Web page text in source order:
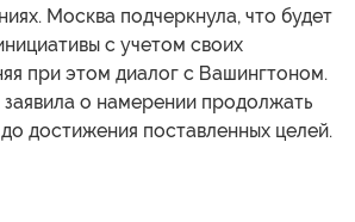
Москва подчеркнула, что будет
с учетом своих
при этом диалог с Вашингтоном.
о намерении продолжать
достижения поставленных целей.